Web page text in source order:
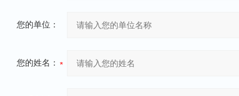
您的单位：
您的姓名：